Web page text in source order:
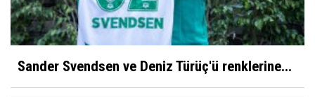
Sander Svendsen ve Deniz Türüç'ü renklerine...